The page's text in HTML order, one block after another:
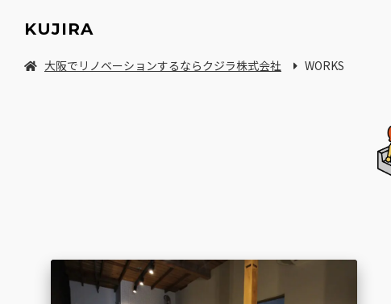
KUJIRA
大阪でリノベーションするならクジラ株式会社 WORKS